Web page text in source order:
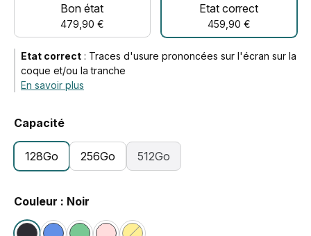
Bon état
479,90 €
Etat correct
459,90 €
Etat correct : Traces d'usure prononcées sur l'écran sur la
coque et/ou la tranche
En savoir plus
Capacité
128Go 256Go 512Go
Couleur : Noir